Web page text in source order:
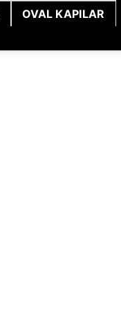
OVAL KAPILAR